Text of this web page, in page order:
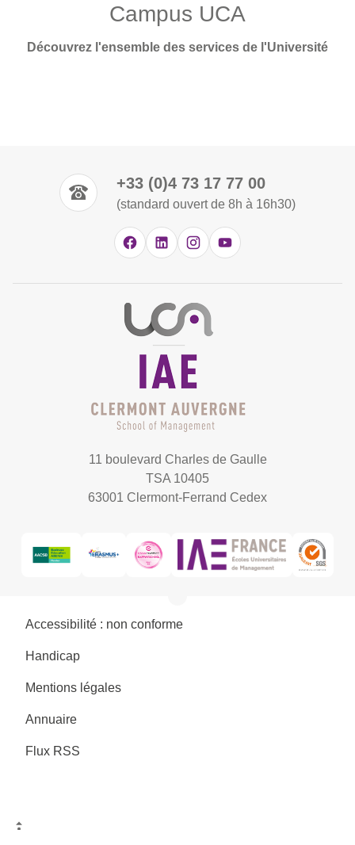
Campus UCA
Découvrez l'ensemble des services de l'Université
+33 (0)4 73 17 77 00
(standard ouvert de 8h à 16h30)
11 boulevard Charles de Gaulle
TSA 10405
63001 Clermont-Ferrand Cedex
Accessibilité : non conforme
Handicap
Mentions légales
Annuaire
Flux RSS